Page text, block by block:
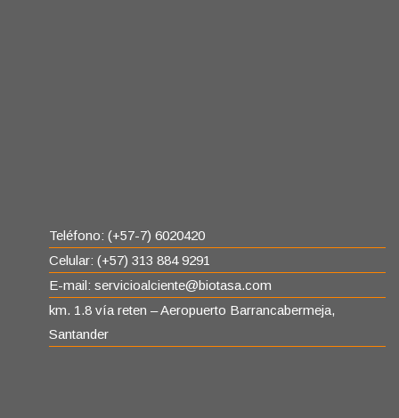
Teléfono: (+57-7) 6020420
Celular: (+57) 313 884 9291
E-mail: servicioalciente@biotasa.com
km. 1.8 vía reten – Aeropuerto Barrancabermeja,
Santander